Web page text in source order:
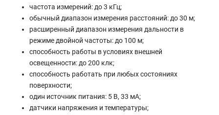
частота измерений: до 3 кГц;
обычный диапазон измерения расстояний: до 30 м;
расширенный диапазон измерения дальности в
режиме двойной частоты: до 100 м;
способность работы в условиях внешней
освещенности: до 200 клк;
способность работать при любых состояниях
поверхности;
один источник питания: 5 В, 33 мА;
датчики напряжения и температуры;